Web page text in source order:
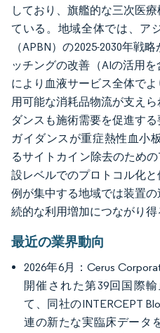
しており、旗艦的な三次医
ている。地域全体では、ア
（APBN）の2025-2030年戦
ッチングの改善（AIの活用
により血液サービス全体で
用可能な消耗品物流が支え
ダンスも施術需要を促進す
ガイダンスが重症熱性血小
るサイトカイン除去のため
設レベルでのプロトコル化
例が集中する地域では装置
続的な利用増加につながり得
最近の業界動向
2026年6月：Cerus
開催された第39回国際
て、同社のINTERCEPT
連の新たな実臨床データ